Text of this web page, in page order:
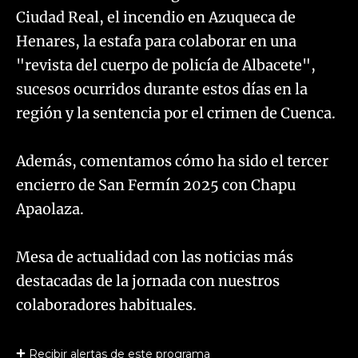
Ciudad Real, el incendio en Azuqueca de
Henares, la estafa para colaborar en una
"revista del cuerpo de policía de Albacete",
sucesos ocurridos durante estos días en la
región y la sentencia por el crimen de Cuenca.
Además, comentamos cómo ha sido el tercer
encierro de San Fermín 2025 con Chapu
Apaolaza.
​Mesa de actualidad con las noticias más
destacadas de la jornada con nuestros
colaboradores habituales.
Recibir alertas de este programa